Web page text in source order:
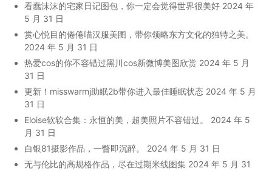
看蠢沫沫的宅家日记图包，你一定会觉得世界很美好 2024 年
5 月 31 日
赏心悦目的倦倦喵汉服美图，带你领略东方文化的独特之美。
2024 年 5 月 31 日
热爱cos的你不容错过黑川cos新微博美图欣赏 2024 年 5 月
31 日
更新！misswarmj助眠2b带你进入最佳睡眠状态 2024 年 5 月
31 日
Eloise软软合集：永恒的美，超美照片不容错过。
2024 年 5
月 31 日
白银81摄影作品，一瞥即沉醉。
2024 年 5 月 31 日
无与伦比的高规格作品，尽在过期米线图集 2024 年 5 月 31